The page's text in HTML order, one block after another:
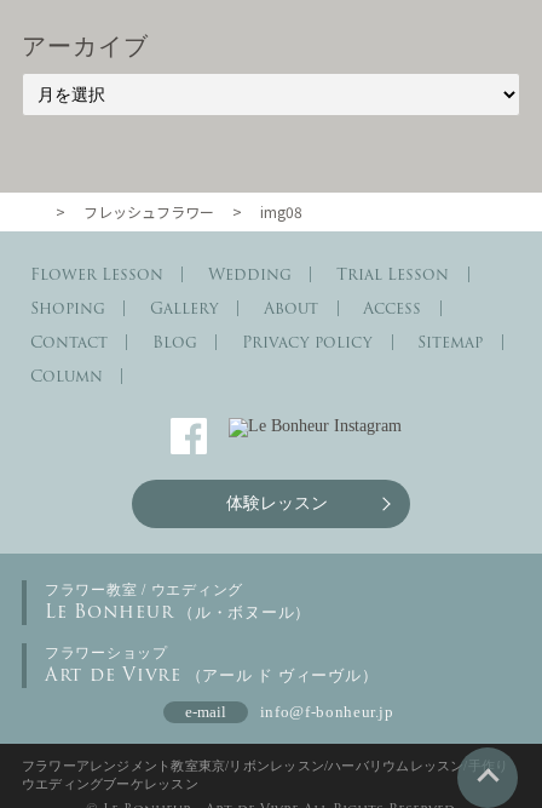
アーカイブ
東京・自由が丘のル・ボヌール
> フレッシュフラワー > img08
Flower Lesson Wedding
Trial Lesson
Shoping
Gallery About
Access
Contact
Blog Privacy policy
Sitemap
Column
体験レッスン
フラワー教室 / ウエディング
Le Bonheur （ル・ボヌール）
フラワーショップ
Art de Vivre （アール ド ヴィーヴル）
e-mail info@f-bonheur.jp
フラワーアレンジメント教室東京/リボンレッスン/ハーバリウムレッスン/手作り
ウエディングブーケレッスン